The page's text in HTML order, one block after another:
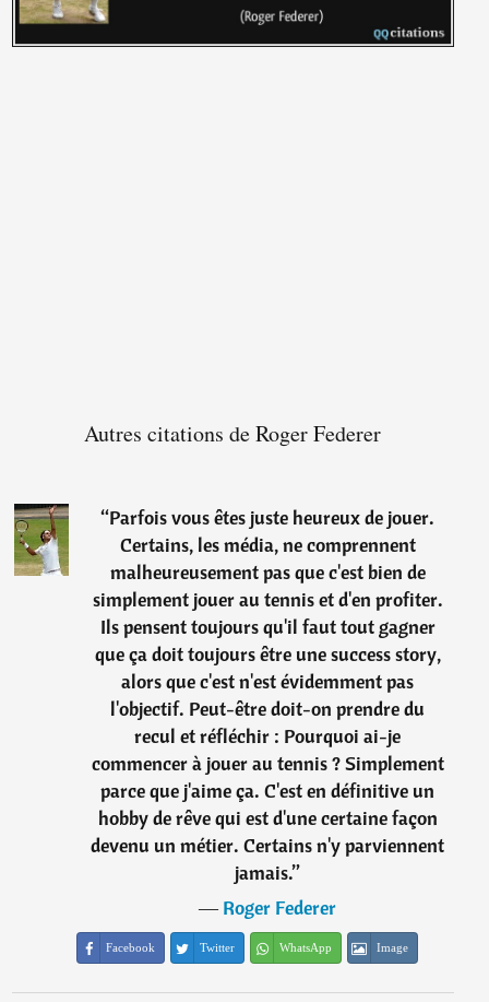
Autres citations de Roger Federer
“Parfois vous êtes juste heureux de jouer.
Certains, les média, ne comprennent
malheureusement pas que c'est bien de
simplement jouer au tennis et d'en profiter.
Ils pensent toujours qu'il faut tout gagner
que ça doit toujours être une success story,
alors que c'est n'est évidemment pas
l'objectif. Peut-être doit-on prendre du
recul et réfléchir : Pourquoi ai-je
commencer à jouer au tennis ? Simplement
parce que j'aime ça. C'est en définitive un
hobby de rêve qui est d'une certaine façon
devenu un métier. Certains n'y parviennent
jamais.”
―Roger Federer
Facebook Twitter WhatsApp Image